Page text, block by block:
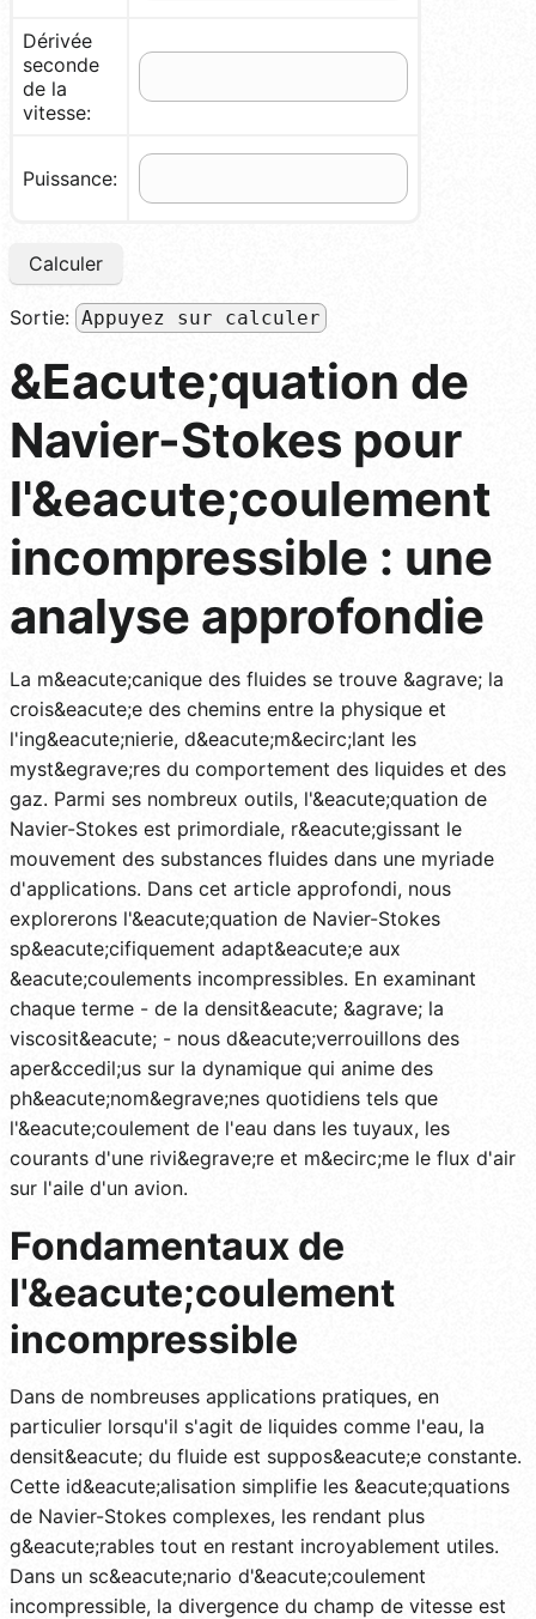
Dérivée
seconde
de la
vitesse:
Puissance:
Calculer
Sortie: Appuyez sur calculer
&Eacute;quation de
Navier-Stokes pour
l'&eacute;coulement
incompressible : une
analyse approfondie
La m&eacute;canique des fluides se trouve &agrave; la
crois&eacute;e des chemins entre la physique et
l'ing&eacute;nierie, d&eacute;m&ecirc;lant les
myst&egrave;res du comportement des liquides et des
gaz. Parmi ses nombreux outils, l'&eacute;quation de
Navier-Stokes est primordiale, r&eacute;gissant le
mouvement des substances fluides dans une myriade
d'applications. Dans cet article approfondi, nous
explorerons l'&eacute;quation de Navier-Stokes
sp&eacute;cifiquement adapt&eacute;e aux
&eacute;coulements incompressibles. En examinant
chaque terme - de la densit&eacute; &agrave; la
viscosit&eacute; - nous d&eacute;verrouillons des
aper&ccedil;us sur la dynamique qui anime des
ph&eacute;nom&egrave;nes quotidiens tels que
l'&eacute;coulement de l'eau dans les tuyaux, les
courants d'une rivi&egrave;re et m&ecirc;me le flux d'air
sur l'aile d'un avion.
Fondamentaux de
l'&eacute;coulement
incompressible
Dans de nombreuses applications pratiques, en
particulier lorsqu'il s'agit de liquides comme l'eau, la
densit&eacute; du fluide est suppos&eacute;e constante.
Cette id&eacute;alisation simplifie les &eacute;quations
de Navier-Stokes complexes, les rendant plus
g&eacute;rables tout en restant incroyablement utiles.
Dans un sc&eacute;nario d'&eacute;coulement
incompressible, la divergence du champ de vitesse est